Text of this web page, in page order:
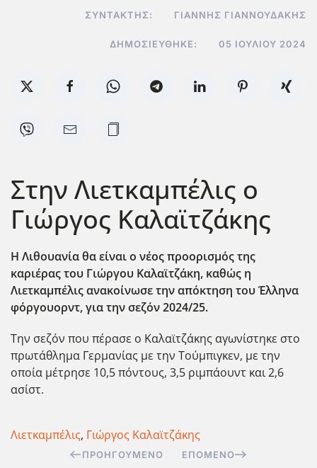
ΣΥΝΤΆΚΤΗΣ: ΓΙΆΝΝΗΣ ΓΙΑΝΝΟΥΔΆΚΗΣ
ΔΗΜΟΣΙΕΎΘΗΚΕ: 05 ΙΟΥΛΊΟΥ 2024
Στην Λιετκαμπέλις ο
Γιώργος Καλαϊτζάκης
Η Λιθουανία θα είναι ο νέος προορισμός της
καριέρας του Γιώργου Καλαϊτζάκη, καθώς η
Λιετκαμπέλις ανακοίνωσε την απόκτηση του Έλληνα
φόργουορντ, για την σεζόν 2024/25.
Την σεζόν που πέρασε ο Καλαϊτζάκης αγωνίστηκε στο
πρωτάθλημα Γερμανίας με την Τούμπιγκεν, με την
οποία μέτρησε 10,5 πόντους, 3,5 ριμπάουντ και 2,6
ασίστ.
Λιετκαμπέλις, Γιώργος Καλαϊτζάκης
ΠΡΟΗΓΟΎΜΕΝΟ ΕΠΌΜΕΝΟ